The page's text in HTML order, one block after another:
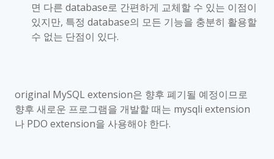
면 다른 database로 간편하게 교체할 수 있는 이점이
있지만, 특정 database의 모든 기능을 충분히 활용할
수 없는 단점이 있다.
original MySQL extension은 향후 폐기될 예정이므로
향후 새로운 프로그램을 개발할 때는 mysqli extension
나 PDO extension을 사용해야 한다.